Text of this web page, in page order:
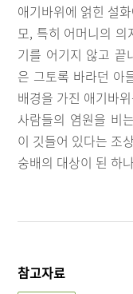
애기바위에 얽힌 설
모, 특히 어머니의
기를 어기지 않고 끝
은 그토록 바라던 아
배경을 가진 애기바
사람들의 염원을 비
이 깃들어 있다는 조
숭배의 대상이 된 하
참고자료